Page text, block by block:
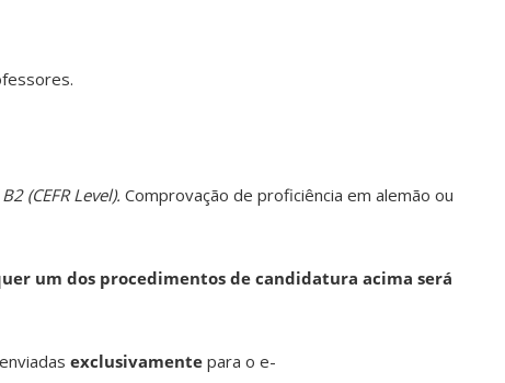
(CEFR Level). Comprovação de proficiência em alemão ou
um dos procedimentos de candidatura acima será
exclusivamente para o e-